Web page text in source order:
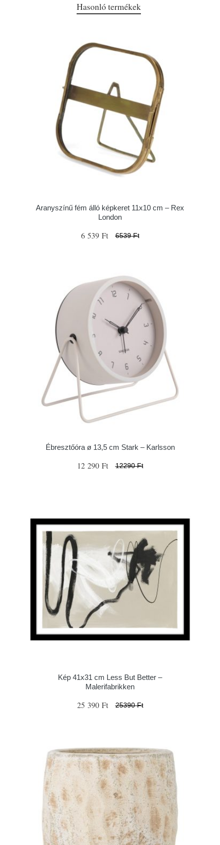
Hasonló termékek
Aranyszínű fém álló képkeret 11x10 cm – Rex
London
6 539 Ft 6539 Ft
Ébresztőóra ø 13,5 cm Stark – Karlsson
12 290 Ft 12290 Ft
Kép 41x31 cm Less But Better –
Malerifabrikken
25 390 Ft 25390 Ft